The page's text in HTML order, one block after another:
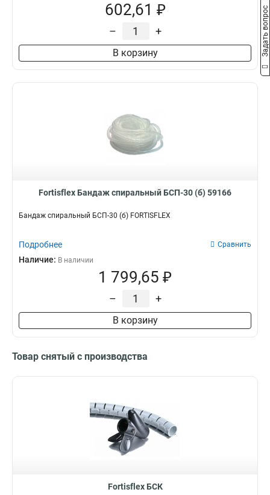
602,61 ₽
– +
В корзину
Fortisflex Бандаж спиральный БСП-30 (б) 59166
Бандаж спиральный БСП-30 (б) FORTISFLEX
Подробнее Сравнить
Наличие: В наличии
1 799,65 ₽
– +
В корзину
Товар снятый с производства
Fortisflex БСК
Задать вопрос